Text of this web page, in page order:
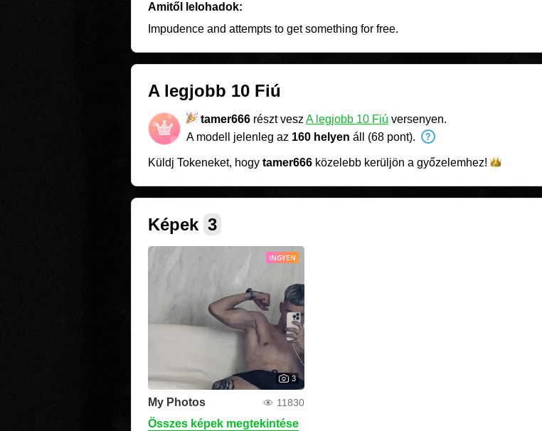
Amitől lelohadok:
Impudence and attempts to get something for free.
A legjobb 10 Fiú
tamer666 részt vesz A legjobb 10 Fiú versenyen.
A modell jelenleg az 160 helyen áll (68 pont).
Küldj Tokeneket, hogy tamer666 közelebb kerüljön a győzelemhez!
Képek 3
INGYEN
3
My Photos 11830
Összes képek megtekintése